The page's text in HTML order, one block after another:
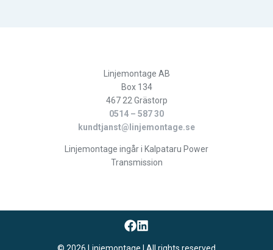
Linjemontage AB
Box 134
467 22 Grästorp
0514 – 587 30
kundtjanst@linjemontage.se
Linjemontage ingår i Kalpataru Power
Transmission